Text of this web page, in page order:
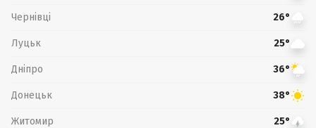
Чернівці 26°
Луцьк 25°
Дніпро 36°
Донецьк 38°
Житомир 25°